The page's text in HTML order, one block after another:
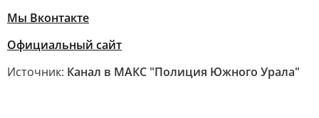
Мы Вконтакте
Официальный сайт
Источник: Канал в МАКС "Полиция Южного Урала"